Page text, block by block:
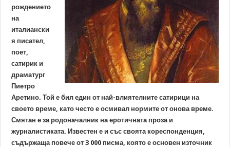
рождението
на
италиански
я писател,
поет,
сатирик и
драматург
Пиетро
Аретино. Той е бил един от най-влиятелните сатирици на
своето време, като често е осмивал нормите от онова време.
Смятан е за родоначалник на еротичната проза и
журналистиката. Известен е и със своята кореспонденция,
съдържаща повече от 3 000 писма, която е основен източник